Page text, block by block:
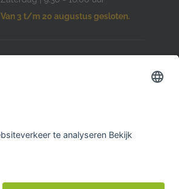
Van 3 t/m 20 augustus gesloten.